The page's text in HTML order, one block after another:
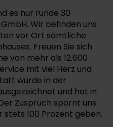
es nur runde 30
Wir befinden uns
vor Ort sämtliche
Freuen Sie sich
von mehr als 12.600
mit viel Herz und
wurde in der
und hat in
Zuspruch spornt uns
stets 100 Prozent geben.